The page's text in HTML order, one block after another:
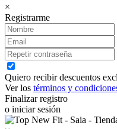
×
Registrarme
Quiero recibir descuentos
Ver los términos y
Finalizar registro
o iniciar sesión